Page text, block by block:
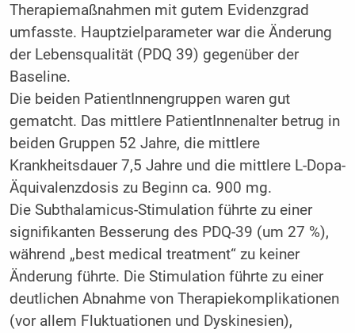
Therapiemaßnahmen mit gutem Evidenzgrad
umfasste. Hauptzielparameter war die Änderung
der Lebensqualität (PDQ 39) gegenüber der
Baseline.
Die beiden PatientInnengruppen waren gut
gematcht. Das mittlere PatientInnenalter betrug in
beiden Gruppen 52 Jahre, die mittlere
Krankheitsdauer 7,5 Jahre und die mittlere L-Dopa-
Äquivalenzdosis zu Beginn ca. 900 mg.
Die Subthalamicus-Stimulation führte zu einer
signifikanten Besserung des PDQ-39 (um 27 %),
während „best medical treatment“ zu keiner
Änderung führte. Die Stimulation führte zu einer
deutlichen Abnahme von Therapiekomplikationen
(vor allem Fluktuationen und Dyskinesien),